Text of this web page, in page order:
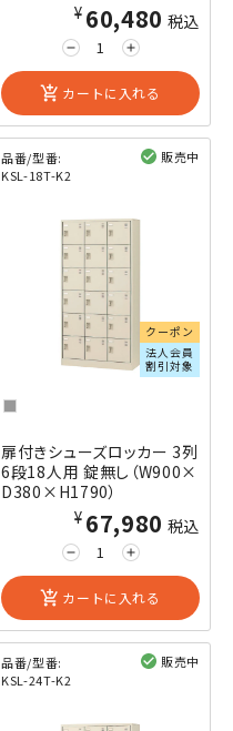
remove add
¥60,480 税込
add_shopping_cart カートに入れる
品番/型番:
KSL-18T-K2
販売中
クーポン
法人会員
割引対象
扉付きシューズロッカー 3列
6段18人用 錠無し（W900×
D380×H1790）
remove add
¥67,980 税込
add_shopping_cart カートに入れる
品番/型番:
KSL-24T-K2
販売中